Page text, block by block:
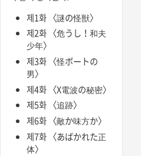
제1화 〈謎の怪獣〉
제2화 〈危うし！和夫
少年〉
제3화 〈怪ボートの
男〉
제4화 〈X電波の秘密〉
제5화 〈追跡〉
제6화 〈敵か味方か〉
제7화 〈あばかれた正
体〉